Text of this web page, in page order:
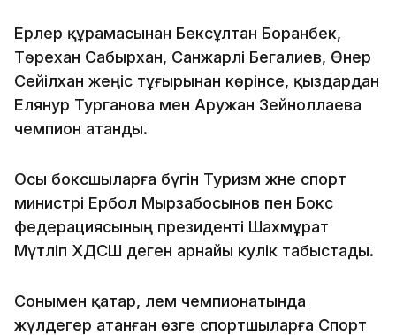
Ерлер құрамасынан Бексұлтан Боранбек,
Төрехан Сабырхан, Санжарәлі Бегалиев, Өнер
Сейілхан жеңіс тұғырынан көрінсе, қыздардан
Елянур Турганова мен Аружан Зейноллаева
чемпион атанды.
Осы боксшыларға бүгін Туризм және спорт
министрі Ербол Мырзабосынов пен Бокс
федерациясының президенті Шахмұрат
Мүтәліп ХДСШ деген арнайы куәлік табыстады.
Сонымен қатар, әлем чемпионатында
жүлдегер атанған өзге спортшыларға Спорт